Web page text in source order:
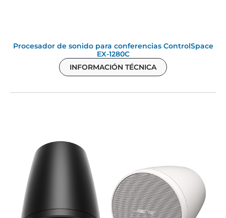
Procesador de sonido para conferencias ControlSpace
EX-1280C
INFORMACIÓN TÉCNICA